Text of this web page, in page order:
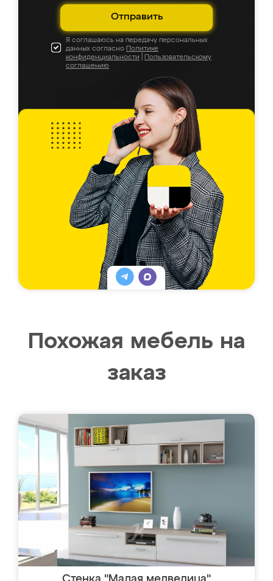
Отправить
Я соглашаюсь на передачу персональных
данных согласно Политике
конфиденциальности
Пользовательскому
соглашению
Похожая мебель на
заказ